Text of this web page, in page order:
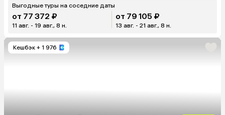
Выгодные туры на соседние даты
от 77 372 ₽
11 авг. - 19 авг., 8 н.
от 79 105 ₽
13 авг. - 21 авг., 8 н.
Кешбэк + 1 976